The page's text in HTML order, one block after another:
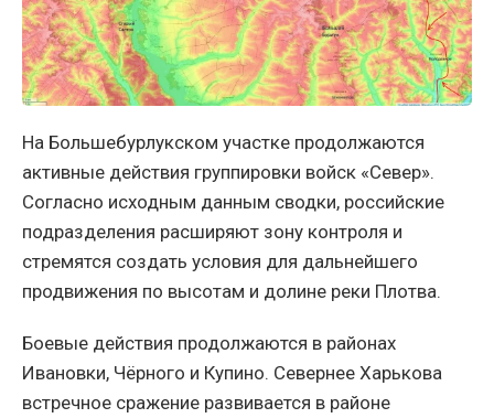
На Большебурлукском участке продолжаются
активные действия группировки войск «Север».
Согласно исходным данным сводки, российские
подразделения расширяют зону контроля и
стремятся создать условия для дальнейшего
продвижения по высотам и долине реки Плотва.
Боевые действия продолжаются в районах
Ивановки, Чёрного и Купино. Севернее Харькова
встречное сражение развивается в районе